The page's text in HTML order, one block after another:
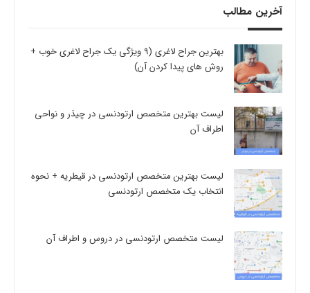
آخرین مطالب
بهترین جراح لاغری (9 ویژگی یک جراح لاغری خوب +
روش های پیدا کردن آن)
لیست بهترین متخصص ارتودنسی در چیذر و نواحی
اطراف آن
لیست بهترین متخصص ارتودنسی در قیطریه + نحوه
انتخاب یک متخصص ارتودنسی
لیست متخصص ارتودنسی در دروس و اطراف آن